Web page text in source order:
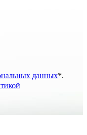
данных*.